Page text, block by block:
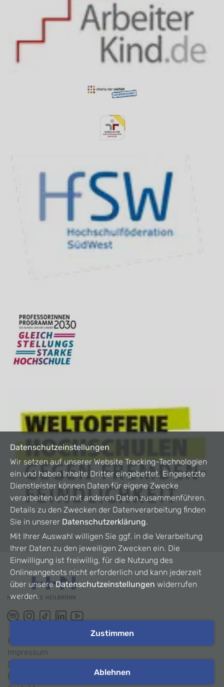
©
Impressum
Datenschutz
Barrierefreiheit
Datenschutzeinstellungen
Wir setzen auf unserer Website Tracking-Technologien
ein und haben Inhalte Dritter eingebettet. Eingesetzte
Dienstleister können Daten für eigene Zwecke
verarbeiten und mit anderen Daten zusammenführen.
Details zu den Zwecken der Datenverarbeitung finden
Sie in unserer Datenschutzerklärung.
Mit Ihrer Auswahl willigen Sie ggf. in die Verarbeitung
Ihrer Daten zu den jeweiligen Zwecken ein. Die
Einwilligung ist freiwillig, für die Nutzung des
Onlineangebots nicht erforderlich und kann jederzeit
über unsereDatenschutzeinstellungen widerrufen
werden.
Zustimmen
Ablehnen